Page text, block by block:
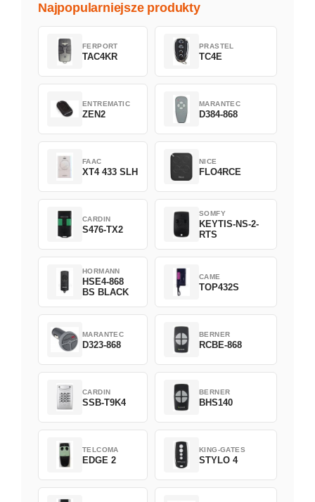
Najpopularniejsze produkty
FERPORT
TAC4KR
PRASTEL
TC4E
ENTREMATIC
ZEN2
MARANTEC
D384-868
FAAC
XT4 433 SLH
NICE
FLO4RCE
CARDIN
S476-TX2
SOMFY
KEYTIS-NS-2-
RTS
HORMANN
HSE4-868
BS BLACK
CAME
TOP432S
MARANTEC
D323-868
BERNER
RCBE-868
CARDIN
SSB-T9K4
BERNER
BHS140
TELCOMA
EDGE 2
KING-GATES
STYLO 4